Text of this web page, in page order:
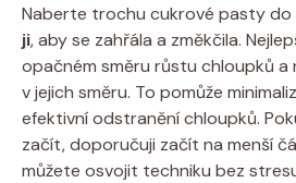
Naberte trochu cukrové pasty do
ji, aby se zahřála a změkčila.
opačném směru růstu chloupků a
v jejich směru. To pomůže
efektivní odstranění chloupků.
začít, doporučuji začít na menší
můžete osvojit techniku bez